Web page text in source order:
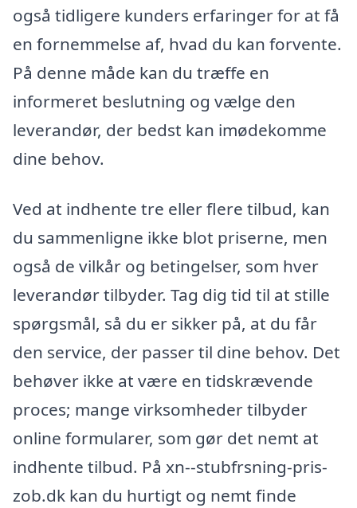
også tidligere kunders erfaringer for at få
en fornemmelse af, hvad du kan forvente.
På denne måde kan du træffe en
informeret beslutning og vælge den
leverandør, der bedst kan imødekomme
dine behov.
Ved at indhente tre eller flere tilbud, kan
du sammenligne ikke blot priserne, men
også de vilkår og betingelser, som hver
leverandør tilbyder. Tag dig tid til at stille
spørgsmål, så du er sikker på, at du får
den service, der passer til dine behov. Det
behøver ikke at være en tidskrævende
proces; mange virksomheder tilbyder
online formularer, som gør det nemt at
indhente tilbud. På xn--stubfrsning-pris-
zob.dk kan du hurtigt og nemt finde